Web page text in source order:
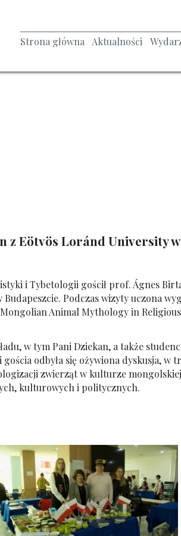
Strona główna
Aktualności
z Eötvös Loránd University w
i Tybetologii gościł prof. Ágnes
Podczas wizyty uczona
Animal Mythology in
w tym Pani Dziekan, a także
odbyła się ożywiona dyskusja, w
zwierząt w kulturze
kulturowych i politycznych.